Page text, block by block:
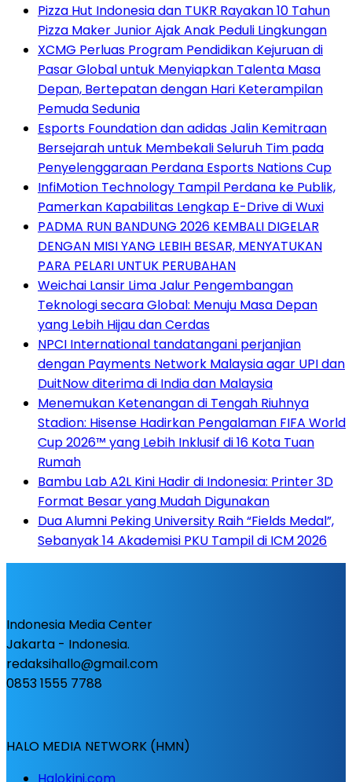
Pizza Hut Indonesia dan TUKR Rayakan 10 Tahun
Pizza Maker Junior Ajak Anak Peduli Lingkungan
XCMG Perluas Program Pendidikan Kejuruan di
Pasar Global untuk Menyiapkan Talenta Masa
Depan, Bertepatan dengan Hari Keterampilan
Pemuda Sedunia
Esports Foundation dan adidas Jalin Kemitraan
Bersejarah untuk Membekali Seluruh Tim pada
Penyelenggaraan Perdana Esports Nations Cup
InfiMotion Technology Tampil Perdana ke Publik,
Pamerkan Kapabilitas Lengkap E-Drive di Wuxi
PADMA RUN BANDUNG 2026 KEMBALI DIGELAR
DENGAN MISI YANG LEBIH BESAR, MENYATUKAN
PARA PELARI UNTUK PERUBAHAN
Weichai Lansir Lima Jalur Pengembangan
Teknologi secara Global: Menuju Masa Depan
yang Lebih Hijau dan Cerdas
NPCI International tandatangani perjanjian
dengan Payments Network Malaysia agar UPI dan
DuitNow diterima di India dan Malaysia
Menemukan Ketenangan di Tengah Riuhnya
Stadion: Hisense Hadirkan Pengalaman FIFA World
Cup 2026™ yang Lebih Inklusif di 16 Kota Tuan
Rumah
Bambu Lab A2L Kini Hadir di Indonesia: Printer 3D
Format Besar yang Mudah Digunakan
Dua Alumni Peking University Raih “Fields Medal”,
Sebanyak 14 Akademisi PKU Tampil di ICM 2026
Indonesia Media Center
Jakarta - Indonesia.
redaksihallo@gmail.com
0853 1555 7788
HALO MEDIA NETWORK (HMN)
Halokini.com